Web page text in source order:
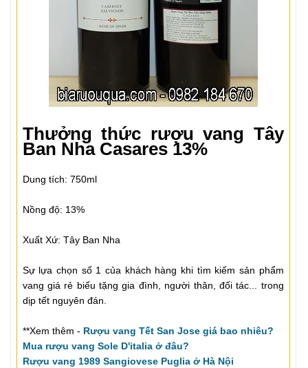
Thưởng thức rượu vang Tây
Ban Nha Casares 13%
Dung tích: 750ml
Nồng độ: 13%
Xuất Xứ: Tây Ban Nha
Sự lựa chọn số 1 của khách hàng khi tìm kiếm sản phẩm
vang giá rẻ biếu tặng gia đình, người thân, đối tác... trong
dịp tết nguyên đán.
**Xem thêm - Rượu vang Tết San Jose giá bao nhiêu?
Mua rượu vang Sole D'italia ở đâu?
Rượu vang 1989 Sangiovese Puglia ở Hà Nội